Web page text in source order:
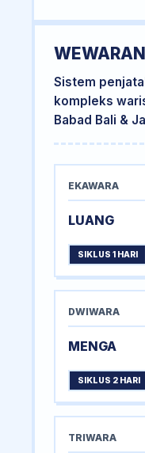
Sistem
kompleks
Babad Bali &
EKAWARA
LUANG
SIKLUS 1 HARI
DWIWARA
MENGA
SIKLUS 2 HARI
TRIWARA